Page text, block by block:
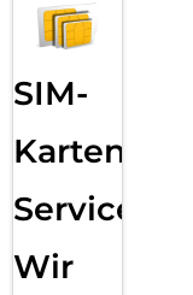
SIM-
Karten
Service:
Wir